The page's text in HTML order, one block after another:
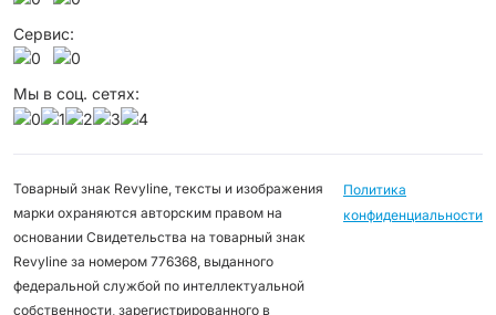
Сервис:
Мы в соц. сетях:
Товарный знак Revyline, тексты и изображения
марки охраняются авторским правом на
основании Свидетельства на товарный знак
Revyline за номером 776368, выданного
федеральной службой по интеллектуальной
собственности, зарегистрированного в
Политика
конфиденциальности